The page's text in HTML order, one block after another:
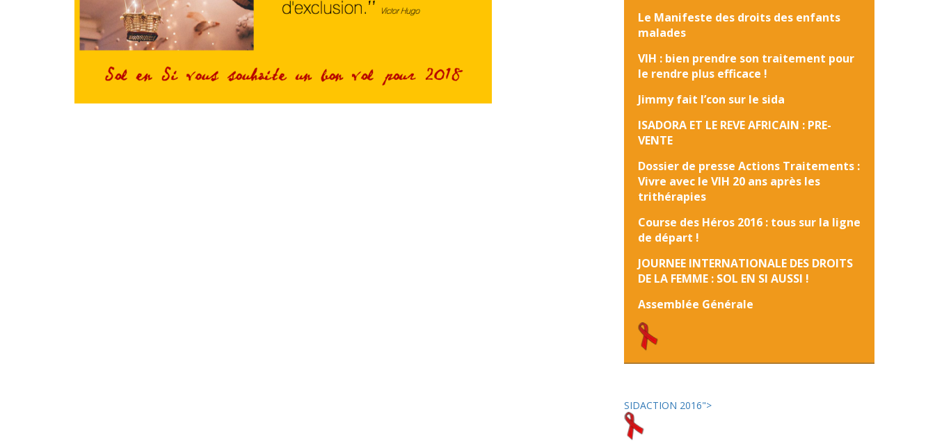
Le Manifeste des droits des enfants
malades
VIH : bien prendre son traitement pour
le rendre plus efficace !
Jimmy fait l’con sur le sida
ISADORA ET LE REVE AFRICAIN : PRE-
VENTE
Dossier de presse Actions Traitements :
Vivre avec le VIH 20 ans après les
trithérapies
Course des Héros 2016 : tous sur la ligne
de départ !
JOURNEE INTERNATIONALE DES DROITS
DE LA FEMME : SOL EN SI AUSSI !
Assemblée Générale
SIDACTION 2016">